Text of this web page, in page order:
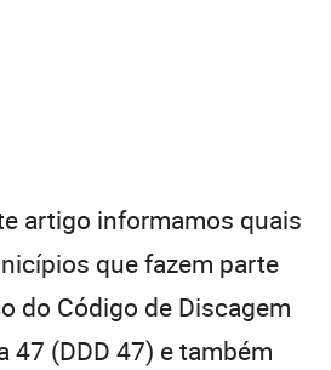
artigo informamos quais
que fazem parte
do Código de Discagem
47 (DDD 47) e também